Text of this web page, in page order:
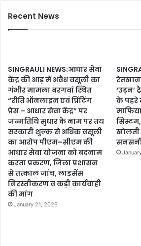
Recent News
SINGRAULI NEWS:आधार सेवा
केंद्र की आड़ में अवैध वसूली का
गंभीर मामला बरगवां स्थित
“रीति ऑनलाइन एवं प्रिंटिंग
प्रेस – आधार सेवा केंद्र” पर
जन्मतिथि सुधार के नाम पर तय
सरकारी शुल्क से अधिक वसूली
का आरोप पीएम–सीएम की
आधार सेवा योजना को बदनाम
करता प्रकरण, जिला प्रशासन
से तत्काल जांच, लाइसेंस
निरस्तीकरण व कड़ी कार्यवाही
की मांग
January 21, 2026
‘उड़न’
के पहरे
खोलती